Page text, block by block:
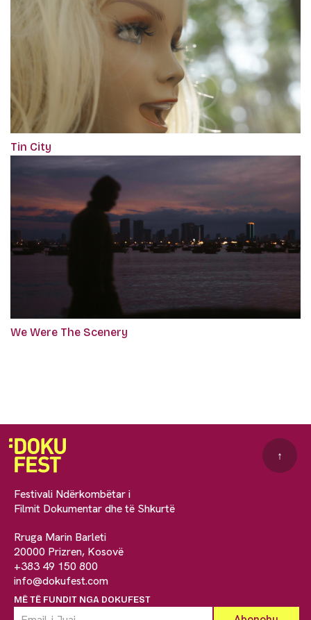
Tin City
We Were The Scenery
Festivali Ndërkombëtar i
Filmit Dokumentar dhe të Shkurtë
Rruga Marin Barleti
20000 Prizren, Kosovë
+383 49 150 800
info@dokufest.com
MË TË FUNDIT NGA DOKUFEST
↑